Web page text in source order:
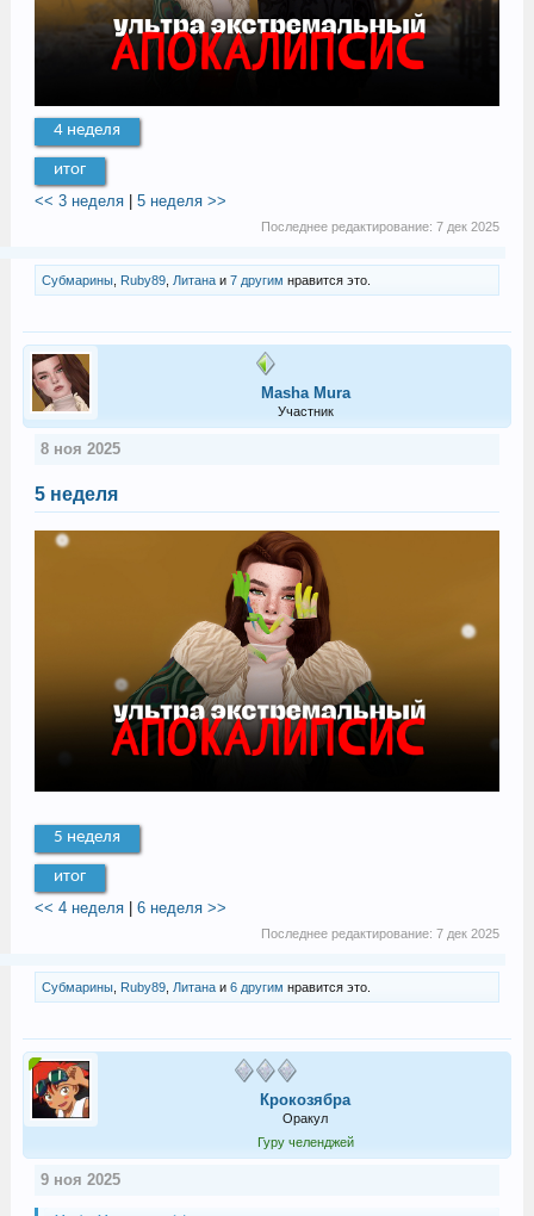
4 неделя
итог
<< 3 неделя| 5 неделя >>
Последнее редактирование:7 дек 2025
Субмарины, Ruby89, Литанаи 7 другим нравится это.
Masha Mura
Участник
8 ноя 2025
5 неделя
5 неделя
итог
<< 4 неделя
6 неделя >>
Последнее редактирование:7 дек 2025
Субмарины, Ruby89, Литанаи 6 другим нравится это.
Крокозябра
Оракул
Гуру челенджей
9 ноя 2025